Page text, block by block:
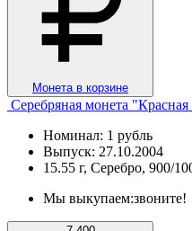
Монета в корзине
Серебряная монета
Номинал: 1 рубль
Выпуск: 27.10.2004
15.55 г, Серебро, 900/
Мы выкупаем:звоните!